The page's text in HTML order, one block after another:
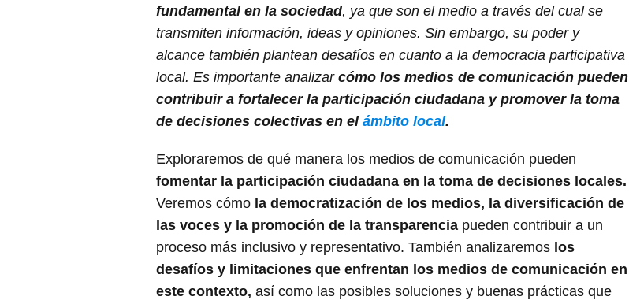
fundamental en la sociedad, ya que son el medio a través del cual se
transmiten información, ideas y opiniones. Sin embargo, su poder y
alcance también plantean desafíos en cuanto a la democracia participativa
local. Es importante analizar cómo los medios de comunicación pueden
contribuir a fortalecer la participación ciudadana y promover la toma
de decisiones colectivas en el ámbito local.
Exploraremos de qué manera los medios de comunicación pueden
fomentar la participación ciudadana en la toma de decisiones locales.
Veremos cómo la democratización de los medios, la diversificación de
las voces y la promoción de la transparencia pueden contribuir a un
proceso más inclusivo y representativo. También analizaremos los
desafíos y limitaciones que enfrentan los medios de comunicación en
este contexto, así como las posibles soluciones y buenas prácticas que